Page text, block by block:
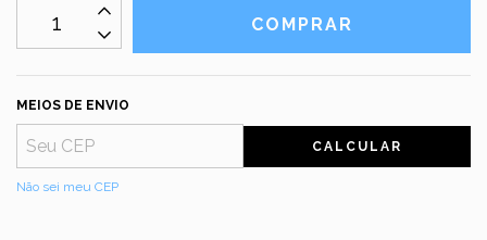
MEIOS DE ENVIO
CALCULAR
Não sei meu CEP